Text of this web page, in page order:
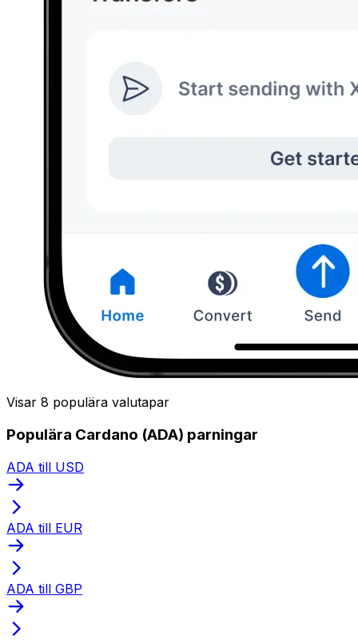
Visar 8 populära valutapar
Populära Cardano (ADA) parningar
ADA till USD
ADA till EUR
ADA till GBP